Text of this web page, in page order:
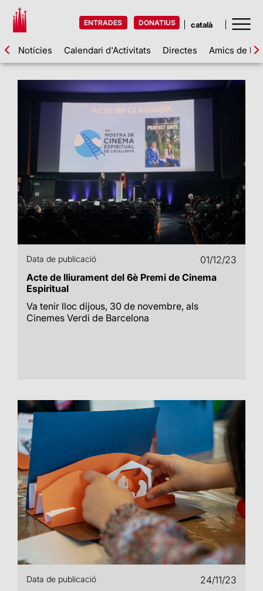
ENTRADES DONATIUS
Notícies Calendari d'Activitats Directes Amics de la
Data de publicació
01/12/23
Acte de lliurament del 6è Premi de Cinema
Espiritual
Va tenir lloc dijous, 30 de novembre, als
Cinemes Verdi de Barcelona
Data de publicació
24/11/23